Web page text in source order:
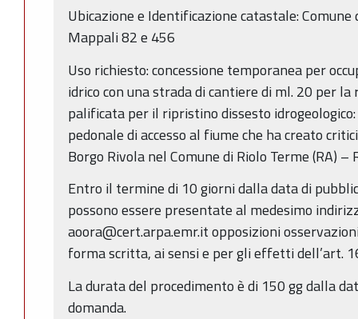
Ubicazione e Identificazione catastale:
Mappali 82 e 456
Uso richiesto: concessione temporanea per
idrico con una strada di cantiere di ml. 20 per
palificata per il ripristino dissesto
pedonale di accesso al fiume che ha creato
Borgo Rivola nel Comune di Riolo Terme (RA) –
Entro il termine di 10 giorni dalla data di
possono essere presentate al medesimo
aoora@cert.arpa.emr.it opposizioni
forma scritta, ai sensi e per gli effetti dell’art.
La durata del procedimento è di 150 gg dalla
domanda.